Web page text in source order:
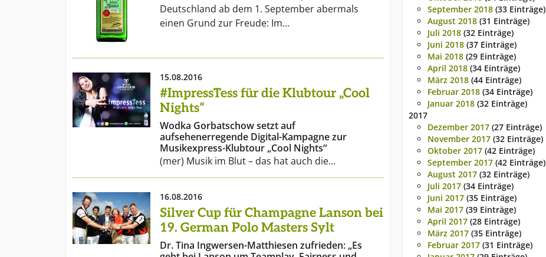
Deutschland ab dem 1. September abermals
einen Grund zur Freude: Im…
15.08.2016
#ImpressTess für die Klubtour „Cool
Nights“
Wodka Gorbatschow setzt auf
aufsehenerregende Digital-Kampagne zur
Musikexpress-Klubtour „Cool Nights“
(mer) Musik im Blut – das hat auch die…
16.08.2016
Silver Cup für Champagne Lanson bei
19. German Polo Masters Sylt
Dr. Tina Ingwersen-Matthiesen zufrieden: „Es
September 2018 (33 Einträge)
August 2018 (31 Einträge)
Juli 2018 (32 Einträge)
Juni 2018 (37 Einträge)
Mai 2018 (29 Einträge)
April 2018 (34 Einträge)
März 2018 (44 Einträge)
Februar 2018 (34 Einträge)
Januar 2018 (32 Einträge)
2017
Dezember 2017 (27 Einträge)
November 2017 (32 Einträge)
Oktober 2017 (42 Einträge)
September 2017 (42 Einträge)
August 2017 (32 Einträge)
Juli 2017 (34 Einträge)
Juni 2017 (35 Einträge)
Mai 2017 (39 Einträge)
April 2017 (28 Einträge)
März 2017 (35 Einträge)
Februar 2017 (31 Einträge)